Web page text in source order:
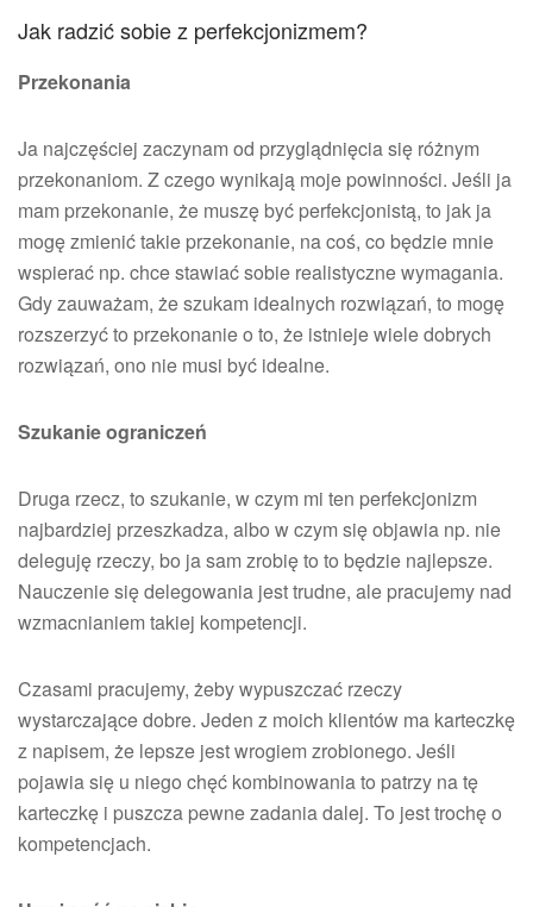
Jak radzić sobie z perfekcjonizmem?
Przekonania
Ja najczęściej zaczynam od przyglądnięcia się różnym
przekonaniom. Z czego wynikają moje powinności. Jeśli ja
mam przekonanie, że muszę być perfekcjonistą, to jak ja
mogę zmienić takie przekonanie, na coś, co będzie mnie
wspierać np. chce stawiać sobie realistyczne wymagania.
Gdy zauważam, że szukam idealnych rozwiązań, to mogę
rozszerzyć to przekonanie o to, że istnieje wiele dobrych
rozwiązań, ono nie musi być idealne.
Szukanie ograniczeń
Druga rzecz, to szukanie, w czym mi ten perfekcjonizm
najbardziej przeszkadza, albo w czym się objawia np. nie
deleguję rzeczy, bo ja sam zrobię to to będzie najlepsze.
Nauczenie się delegowania jest trudne, ale pracujemy nad
wzmacnianiem takiej kompetencji.
Czasami pracujemy, żeby wypuszczać rzeczy
wystarczające dobre. Jeden z moich klientów ma karteczkę
z napisem, że lepsze jest wrogiem zrobionego. Jeśli
pojawia się u niego chęć kombinowania to patrzy na tę
karteczkę i puszcza pewne zadania dalej. To jest trochę o
kompetencjach.